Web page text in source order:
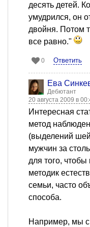
десять детей.
умудрился, он
двойня. Потом
все равно."
0 Ответить
Ева
Дебютант
20 августа 2009 в
Интересная
метод
(выделений
мужчин за
для того,
методик
семьи, часто
способа.
Например, мы с